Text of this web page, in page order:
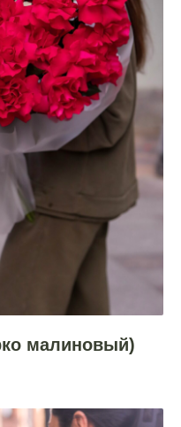
малиновый)